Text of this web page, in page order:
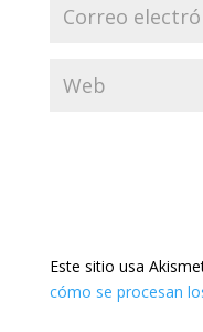
Este sitio usa
cómo se procesan